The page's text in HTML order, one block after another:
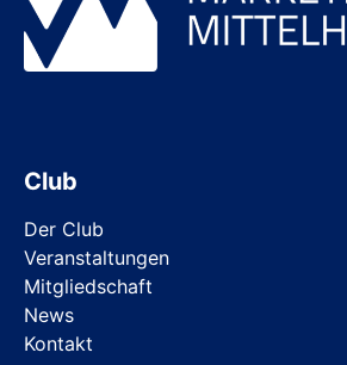
Club
Der Club
Veranstaltungen
Mitgliedschaft
News
Kontakt